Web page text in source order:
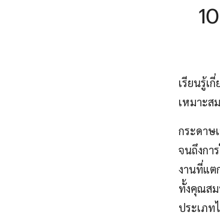
เรียนรู้เ
เหมาะส
กระดาษ
จนถึงกา
งานที่แต
ทั้งคุณสม
ประเภท